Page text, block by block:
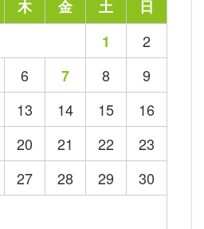
木 金 土 日
1
2
6 7 8
9
13 14 15
16
20 21 22
23
27 28 29
30